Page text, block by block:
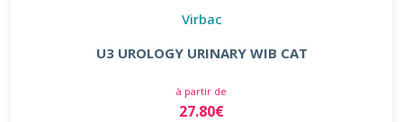
Virbac
U3 UROLOGY URINARY WIB CAT
à partir de
27.80€